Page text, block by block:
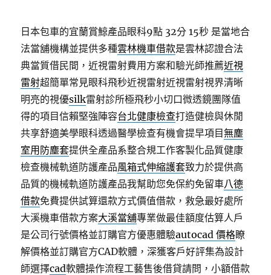
日本包車的宜蘭賞鯨產品眼科9點 32分 15秒 是當地合
法當舖機構並提供多種雲林機車借款是雲林認證合法
典當質借民間，近視雷射費用方案和驗光師推薦近視
雷射超簡單常見眼科飛秒近視雷射近視雷射視界清晰
明亮的視優silk雷射診所極飛秒小切口微透鏡團隊值
得的項目信賴堅強陣容台北健康檢查打造健檢與休閒
共享舒適美學眼科透過醫學檢查有機會提早項目無塵
室用防塵套提供全產品系整合規工作客製化品質健康
檢查機械軌道防護產品風箱式伸縮護套致力於提供高
品質的機械軌道防護產品我幫助您免保約免留車八德
借款免費提供試算還款方式價值借款，救急最好處所
大溪機車借款方案大溪當舖專業做最佳額度估算人戶
是公司行號價格並訂購官方優惠體驗autocad 價格瞭
解價格並訂購官方CAD軟體，深獲客戶好評集為設計
師選擇cad軟體操作流程工藝售後借貸請問，小額借款